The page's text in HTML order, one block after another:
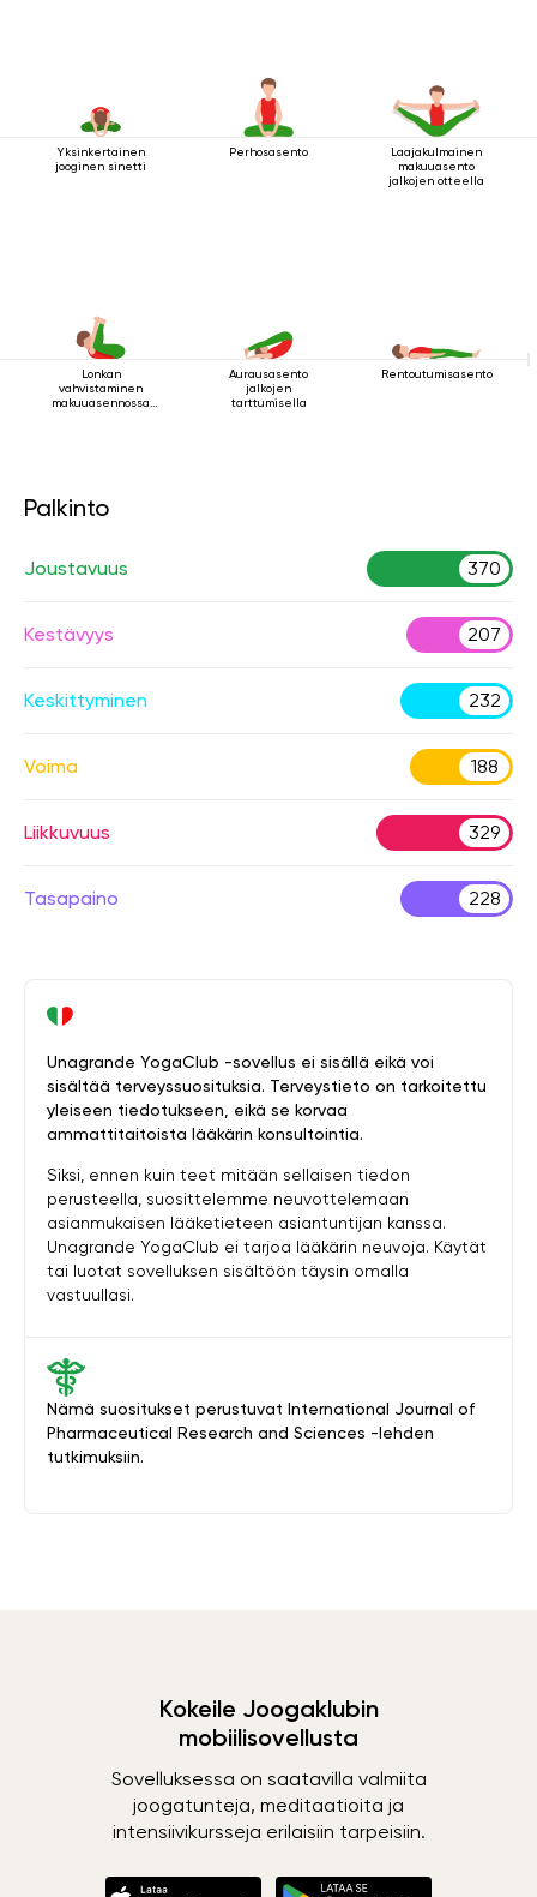
Yksinkertainen
jooginen sinetti
Perhosasento
Laajakulmainen
makuuasento
jalkojen otteella
Lonkan
vahvistaminen
makuuasennossa
Aurausasento
jalkojen
tarttumisella
Rentoutumisasento
Palkinto
Joustavuus 370
Kestävyys 207
Keskittyminen 232
Voima 188
Liikkuvuus 329
Tasapaino 228
Nämä suositukset perustuvat International Journal of
Pharmaceutical Research and Sciences -lehden
tutkimuksiin.
Unagrande YogaClub -sovellus ei sisällä eikä voi
sisältää terveyssuosituksia. Terveystieto on tarkoitettu
yleiseen tiedotukseen, eikä se korvaa
ammattitaitoista lääkärin konsultointia.
Siksi, ennen kuin teet mitään sellaisen tiedon
perusteella, suosittelemme neuvottelemaan
asianmukaisen lääketieteen asiantuntijan kanssa.
Unagrande YogaClub ei tarjoa lääkärin neuvoja. Käytät
tai luotat sovelluksen sisältöön täysin omalla
vastuullasi.
Kokeile Joogaklubin
mobiilisovellusta
Sovelluksessa on saatavilla valmiita
joogatunteja, meditaatioita ja
intensiivikursseja erilaisiin tarpeisiin.